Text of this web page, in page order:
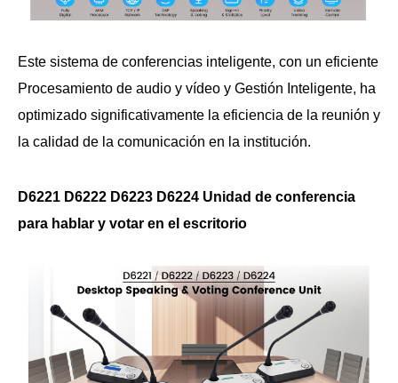
Este sistema de conferencias inteligente, con un eficiente
Procesamiento de audio y vídeo y Gestión Inteligente, ha
optimizado significativamente la eficiencia de la reunión y
la calidad de la comunicación en la institución.
D6221 D6222 D6223 D6224 Unidad de conferencia
para hablar y votar en el escritorio